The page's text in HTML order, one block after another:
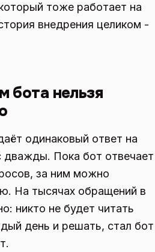
тоже работает на
внедрения целиком -
бота нельзя
одинаковый ответ на
дважды. Пока бот отвечает
за ним можно
На тысячах обращений в
никто не будет читать
день и решать, стал бот